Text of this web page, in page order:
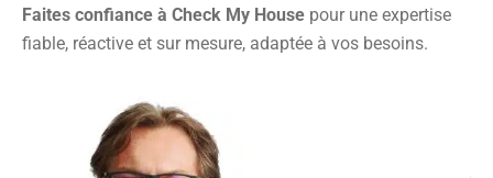
Faites confiance à Check My House pour une expertise
fiable, réactive et sur mesure, adaptée à vos besoins.